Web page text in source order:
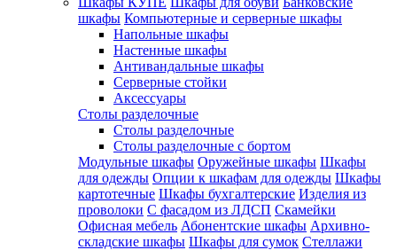
шкафы Компьютерные и серверные шкафы
Напольные шкафы
Настенные шкафы
Антивандальные шкафы
Серверные стойки
Аксессуары
Столы разделочные
Столы разделочные
Столы разделочные с бортом
Модульные шкафы Оружейные шкафы Шкафы
для одежды Опции к шкафам для одежды Шкафы
картотечные Шкафы бухгалтерские Изделия из
проволоки С фасадом из ЛДСП Скамейки
Офисная мебель Абонентские шкафы Архивно-
складские шкафы Шкафы для сумок Стеллажи